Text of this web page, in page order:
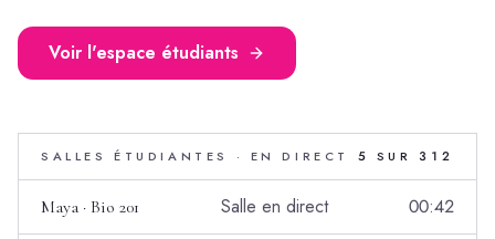
Voir l'espace étudiants
SALLES ÉTUDIANTES · EN DIRECT 5 SUR 312
Maya · Bio 201 Salle en direct 00:42